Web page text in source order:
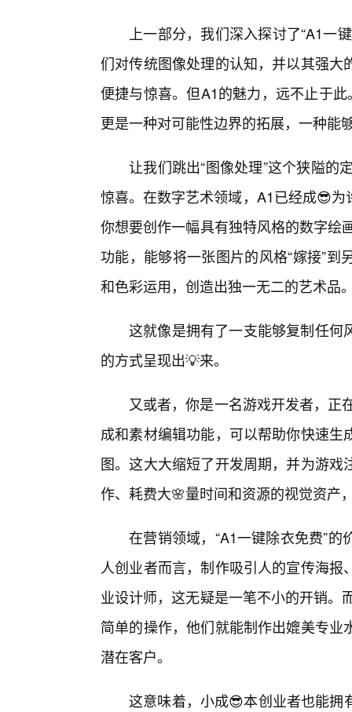
上一部分，我们深入探讨了“A1一
们对传统图像处理的认知，并以其强
便捷与惊喜。但A1的魅力，远不止于
更是一种对可能性边界的拓展，一种能
让我们跳出“图像处理”这个狭隘的
惊喜。在数字艺术领域，A1已经成😎
你想要创作一幅具有独特风格的数字绘
功能，能够将一张图片的风格“嫁接”
和色彩运用，创造出独一无二的艺术品
这就像是拥有了一支能够复制任何
的方式呈现出💡来。
又或者，你是一名游戏开发者，正
成和素材编辑功能，可以帮助你快速
图。这大大缩短了开发周期，并为游
作、耗费大🌸量时间和资源的视觉资产
在营销领域，“A1一键除衣免费”
人创业者而言，制作吸引人的宣传海
业设计师，这无疑是一笔不小的开销。
简单的操作，他们就能制作出媲美专
潜在客户。
这意味着，小成😎本创业者也能拥